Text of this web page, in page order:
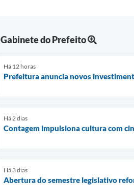
Gabinete do Prefeito
Há 12 horas
Prefeitura anuncia novos
Há 2 dias
Contagem impulsiona cultura com
Há 3 dias
Abertura do semestre legislativo